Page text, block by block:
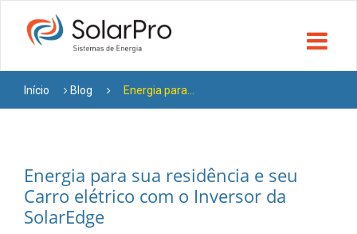
Início Blog Energia para...
Energia para sua residência e seu
Carro elétrico com o Inversor da
SolarEdge